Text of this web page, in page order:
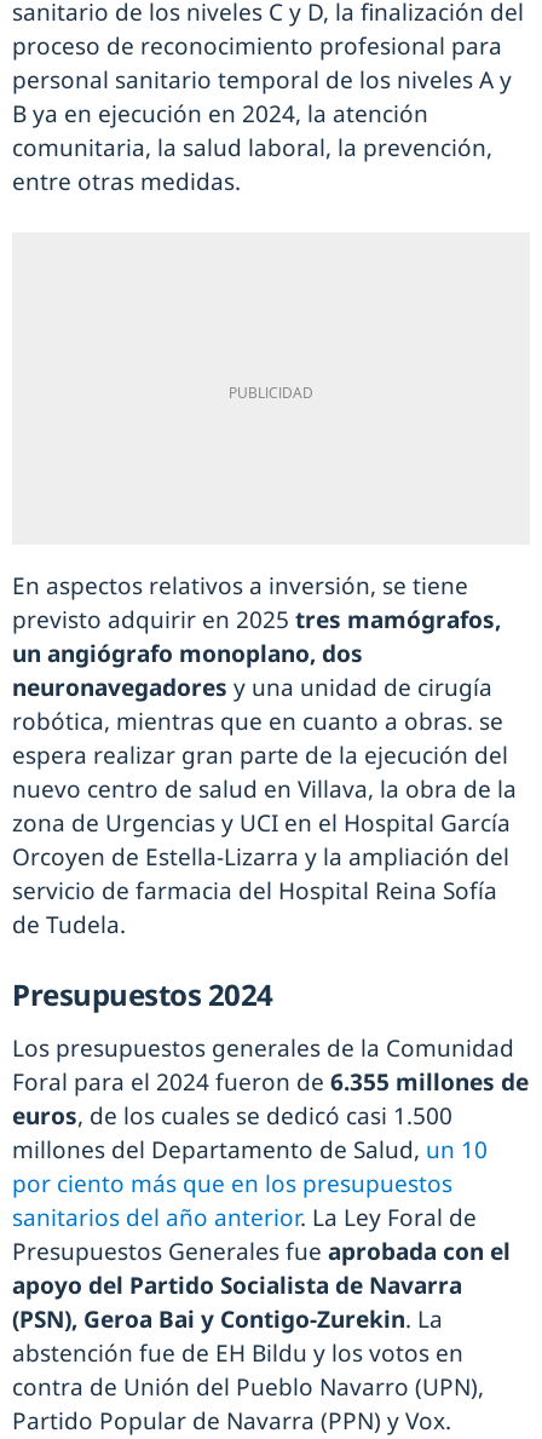
sanitario de los niveles C y D, la finalización del
proceso de reconocimiento profesional para
personal sanitario temporal de los niveles A y
B ya en ejecución en 2024, la atención
comunitaria, la salud laboral, la prevención,
entre otras medidas.
En aspectos relativos a inversión, se tiene
previsto adquirir en 2025 tres mamógrafos,
un angiógrafo monoplano, dos
neuronavegadores y una unidad de cirugía
robótica, mientras que en cuanto a obras. se
espera realizar gran parte de la ejecución del
nuevo centro de salud en Villava, la obra de la
zona de Urgencias y UCI en el Hospital García
Orcoyen de Estella-Lizarra y la ampliación del
servicio de farmacia del Hospital Reina Sofía
de Tudela.
Presupuestos 2024
Los presupuestos generales de la Comunidad
Foral para el 2024 fueron de 6.355 millones de
euros, de los cuales se dedicó casi 1.500
millones del Departamento de Salud, un 10
por ciento más que en los presupuestos
sanitarios del año anterior. La Ley Foral de
Presupuestos Generales fue aprobada con el
apoyo del Partido Socialista de Navarra
(PSN), Geroa Bai y Contigo-Zurekin. La
abstención fue de EH Bildu y los votos en
contra de Unión del Pueblo Navarro (UPN),
Partido Popular de Navarra (PPN) y Vox.